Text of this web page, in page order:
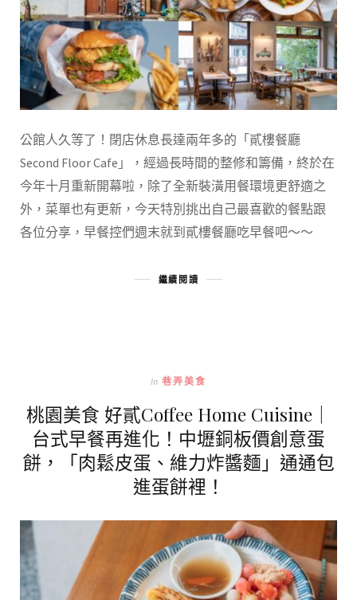
公館人久等了！閉店休息長達兩年多的「貳樓餐廳
Second Floor Cafe」，經過長時間的整修和籌備，終於在
今年十月重新開幕啦，除了全新裝潢用餐環境更舒適之
外，菜單也有更新，今天特別挑出自己最喜歡的餐點跟
各位分享，早餐控們週末就到貳樓餐廳吃早餐吧～～
繼續閱讀
In 巷弄美食
桃園美食 好貳Coffee Home Cuisine｜
台式早餐再進化！中壢銅板價創意蛋
餅，「肉鬆皮蛋、維力炸醬麵」通通包
進蛋餅裡！